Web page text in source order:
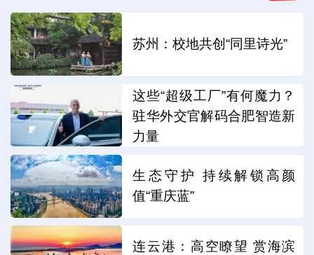
苏州：校地共创“同里诗光”
这些“超级工厂”有何魔力？
驻华外交官解码合肥智造新
力量
生态守护 持续解锁高颜
值“重庆蓝”
连云港：高空瞭望 赏海滨